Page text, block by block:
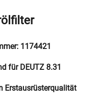
1174421
für DEUTZ 8.31
Erstausrüsterqualität